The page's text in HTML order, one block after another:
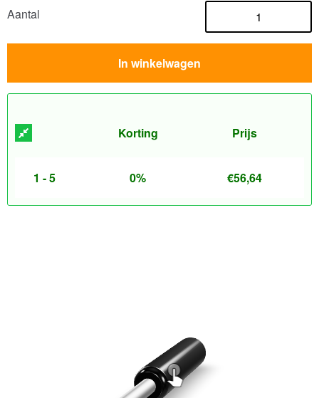
Aantal
In winkelwagen
Korting Prijs
1 - 5 0% €56,64